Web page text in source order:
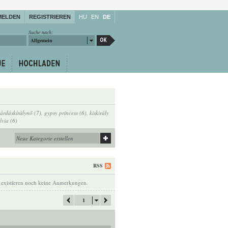
REGISTRIEREN HU EN DE
Suche nach:
Allgemein
(7), gypsy princess (6), kiskirály
(6)
RSS
noch keine Anmerkungen.
1